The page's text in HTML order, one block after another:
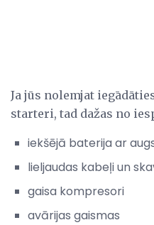
Ja jūs nolemjat
starteri, tad dažas no
iekšējā baterija ar
lieljaudas kabeļi un
gaisa kompresori
avārijas gaismas